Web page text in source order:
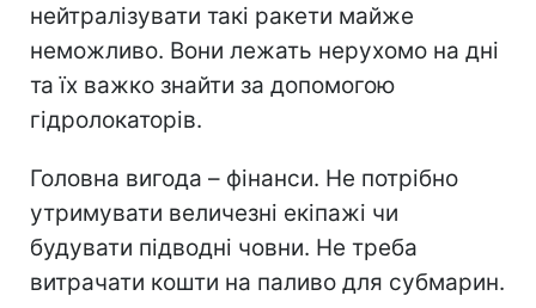
нейтралізувати такі ракети майже
неможливо. Вони лежать нерухомо на дні
та їх важко знайти за допомогою
гідролокаторів.
Головна вигода – фінанси. Не потрібно
утримувати величезні екіпажі чи
будувати підводні човни. Не треба
витрачати кошти на паливо для субмарин.